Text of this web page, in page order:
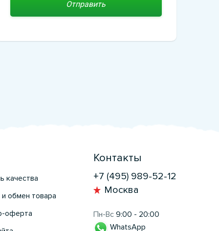
качества
обмен товара
оферта
Контакты
+7 (495) 989-52-12
Москва
Пн-Вс 9:00 - 20:00
WhatsApp